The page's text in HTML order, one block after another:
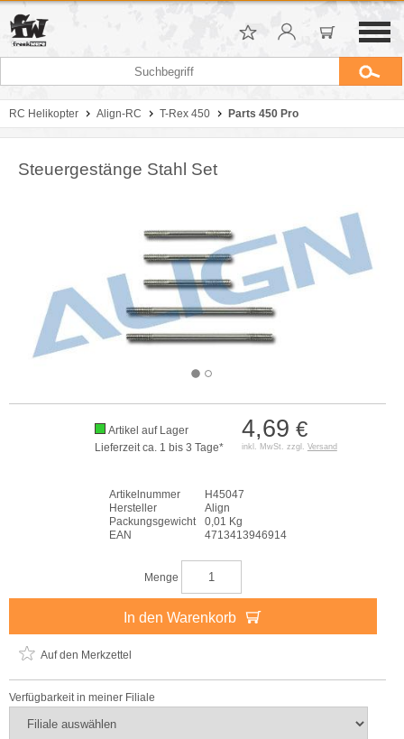
RC Helikopter Align-RC T-Rex 450 Parts 450 Pro
Steuergestänge Stahl Set
4,69 €
inkl. MwSt. zzgl. Versand
Artikel auf Lager
Lieferzeit ca. 1 bis 3 Tage*
Artikelnummer
H45047
Hersteller
Align
Packungsgewicht
0,01 Kg
EAN
4713413946914
Menge
In den Warenkorb
Auf den Merkzettel
Verfügbarkeit in meiner Filiale